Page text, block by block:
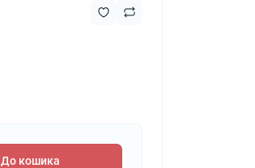
До кошика